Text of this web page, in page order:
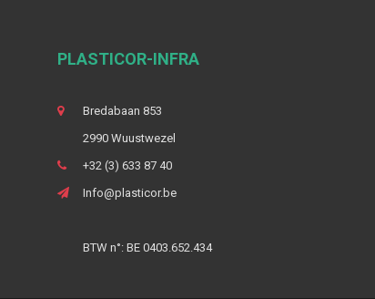
PLASTICOR-INFRA
Bredabaan 853
2990 Wuustwezel
+32 (3) 633 87 40
Info@plasticor.be
BTW n°: BE 0403.652.434